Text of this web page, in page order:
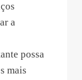
a
possa
mais